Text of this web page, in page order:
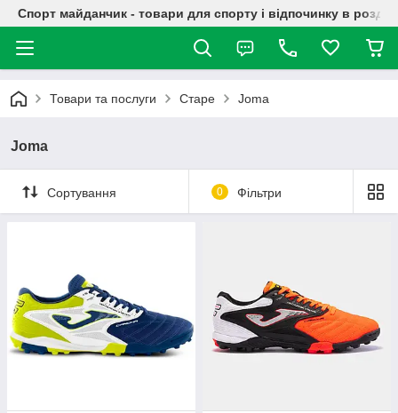
Спорт майданчик - товари для спорту і відпочинку в
Товари та послуги Старе Joma
Joma
Сортування 0 Фільтри